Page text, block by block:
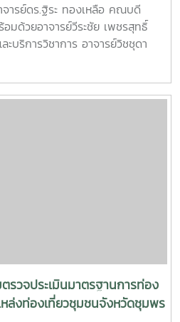
การประกอบอาชีพ อันจะนำไปสู่
ยภาพ และสามารถตอบสนองต่อ
ยืนต่อไป
ารย์ดร.ฐิระ ทองเหลือ คณบดี
มด้วยอาจารย์วีระชัย เพชรสุทธิ์
บริการวิชาการ อาจารย์วิชชุดา
หาวิทยาลัยแม่โจ้-ชุมพร ให้การ
ฯ และสำนักฯ มหาวิทยาลัยแม่โจ้
ารศึกษาเพื่อการดำเนินการที่เป็น
วจประเมินมาตรฐานการท่อง
ล่งท่องเที่ยวชุมชนจังหวัดชุมพร